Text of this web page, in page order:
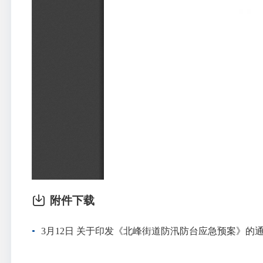
附件下载
3月12日 关于印发《北峰街道防汛防台应急预案》的